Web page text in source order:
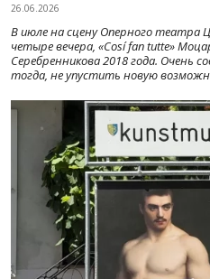
26.06.2026
В июле на сцену Оперного театра
четыре вечера, «Cosí fan tutte»
Серебренникова 2018 года. Очень
тогда, не упустить новую